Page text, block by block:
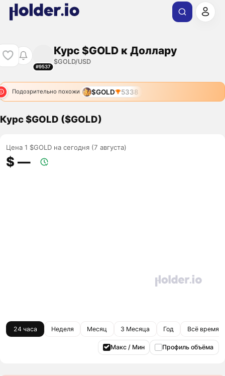
#9537
Курс $GOLD к Доллару
$GOLD/USD
Подозрительно похожи $GOLD 5338
Курс $GOLD ($GOLD)
Цена 1 $GOLD на сегодня (7 августа)
$ ―
24 часа Неделя Месяц 3 Месяца Год Всё время
Макс / Мин Профиль объёма